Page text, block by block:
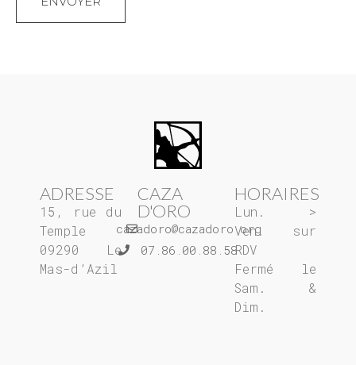
ADRESSE
15, rue du
Temple
09290 Le
Mas-d’Azil
CAZA
D'ORO
cazadoro@cazadoro.org
07.86.00.88.58
HORAIRES
Lun. >
Ven. sur
RDV
Fermé le
Sam. &
Dim.